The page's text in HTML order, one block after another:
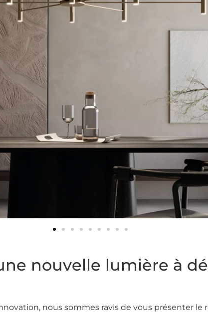
nouvelle lumière à
nous sommes ravis de vous présenter